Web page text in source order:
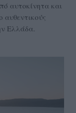
αυτοκίνητα και
αυθεντικούς
Ελλάδα.